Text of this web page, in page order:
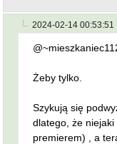
2024-02-14 00:53:51
Żeby tylko.
Szykują się
dlatego, że
premierem) , a